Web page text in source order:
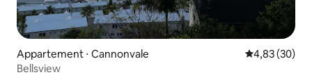
Appartement ⋅ Cannonvale Évaluation
4,83 (30)
Bellsview